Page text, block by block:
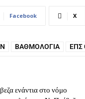
Facebook X
ΒΑΘΜΟΛΟΓΊΑ ΕΠΣ
ενάντια στο νόμο